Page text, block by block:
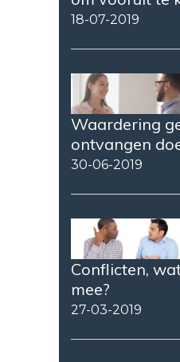
18-07-2019
Waardering
ontvangen
30-06-2019
Conflicten,
mee?
27-03-2019